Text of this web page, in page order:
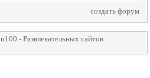
создать форум